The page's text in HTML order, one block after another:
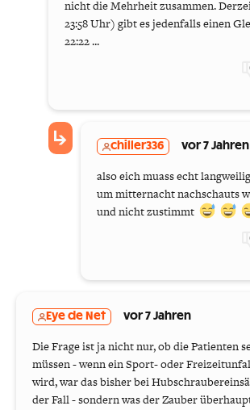
nicht die Mehrheit zusammen.
23:58 Uhr) gibt es jedenfalls einen
22:22 ...
chiller336 vor 7 Jahren
also eich muass echt
um mitternacht nachschauts
und nicht zustimmt
Eye de Net vor 7 Jahren
Die Frage ist ja nicht nur, ob die Patienten
müssen - wenn ein Sport- oder
wird, war das bisher bei
der Fall - sondern was der Zauber